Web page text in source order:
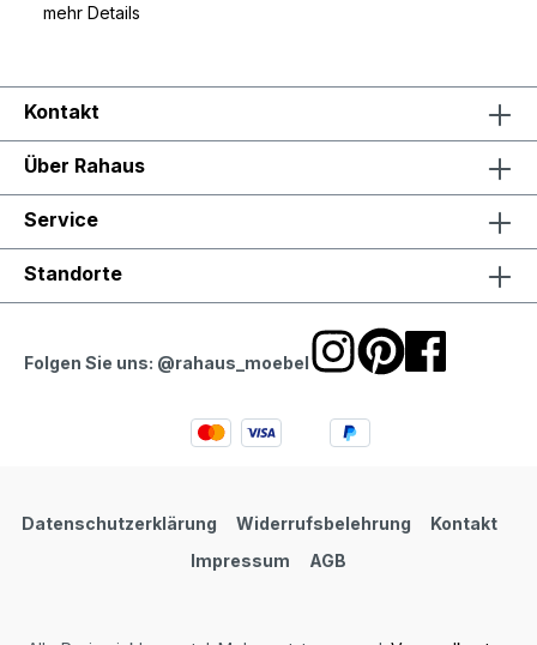
mehr Details
Kontakt
Über Rahaus
Service
Standorte
Folgen Sie uns: @rahaus_moebel
Datenschutzerklärung Widerrufsbelehrung
Kontakt
Impressum
AGB